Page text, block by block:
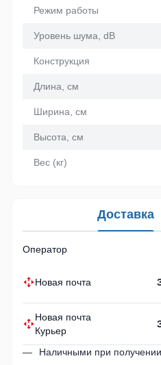
Режим работы
Уровень шума, dB
Конструкция
Длина, см
Ширина, см
Высота, см
Вес (кг)
Доставка
Оператор
Новая почта
Новая почта
Курьер
Наличными при получении